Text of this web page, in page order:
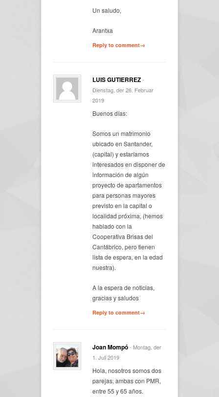
Un saludo,
Arantxa
Reply to comment→
LUIS GUTIERREZ-
Dienstag, der 26. Februar
2019
Buenos días:
Somos un matrimonio
ubicado en Santander,
(capital) y estaríamos
interesados en disponer de
información de algún
proyecto de apartamentos
para personas mayores
previsto en la capital o
localidad próxima, (hemos
hablado con la
Cooperativa Brisas del
Cantábrico, pero tienen
lista de espera, en la edad
nuestra).
A la espera de noticias,
gracias y saludos
Reply to comment→
Joan Mompó- Montag, der
1. Juli 2019
Hola, nosotros somos dos
parejas, ambas con PMR,
entre 55 y 65 años.